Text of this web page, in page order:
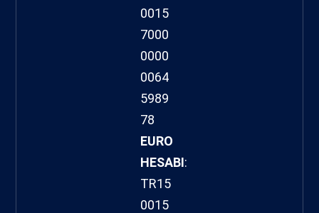
0015
7000
0000
0064
5989
78
EURO
HESABI:
TR15
0015